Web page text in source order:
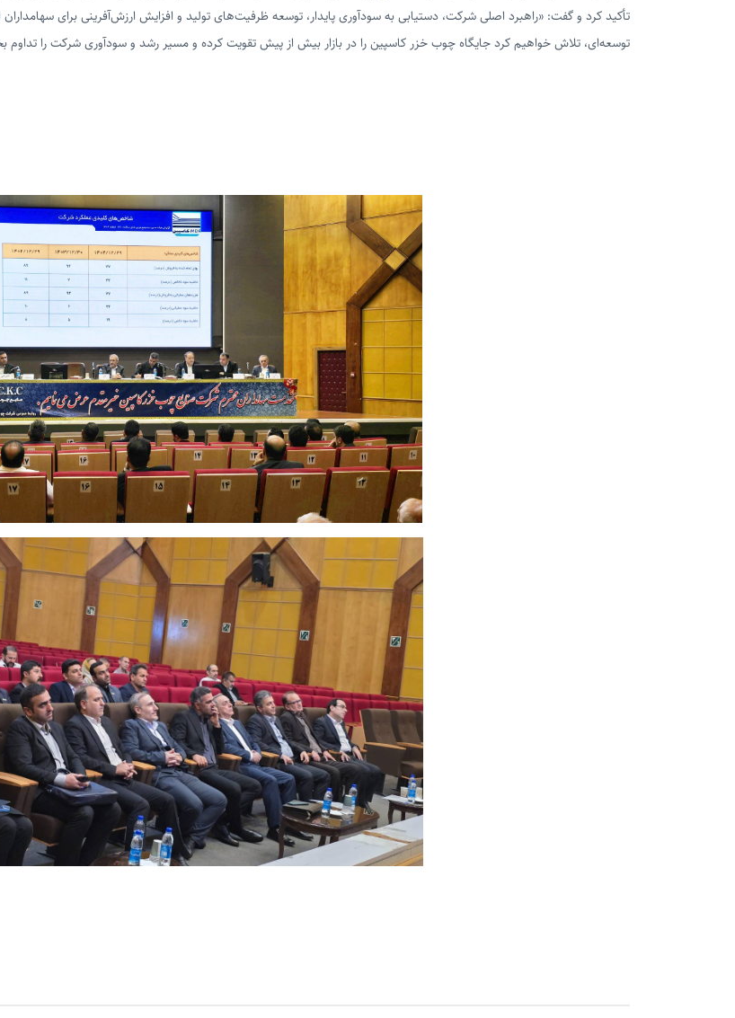
تأکید کرد و گفت: «راهبرد اصلی شرکت، دستیابی به سودآوری پایدار، توسعه ظرفیت‌های تولید و افزایش ارزش‌آفرینی برای
توسعه‌ای، تلاش خواهیم کرد جایگاه چوب خزر کاسپین را در بازار بیش از پیش تقویت کرده و مسیر رشد و سودآوری شرکت را تداوم